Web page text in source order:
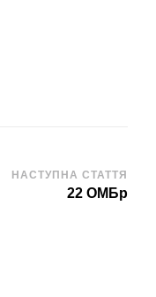
НАСТУПНА СТАТТЯ
22 ОМБр